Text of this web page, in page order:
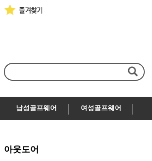
남성골프웨어 여성골프웨어
아웃도어